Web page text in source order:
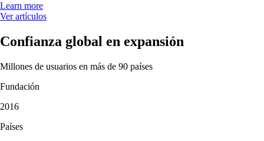
Learn more
Ver artículos
Confianza global en expansión
Millones de usuarios en más de 90 países
Fundación
2016
Países